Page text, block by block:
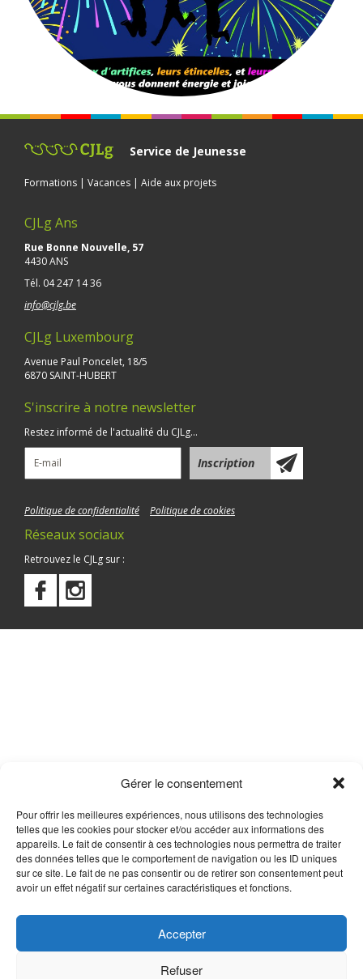
Gérer le consentement
Pour offrir les meilleures expériences, nous utilisons des technologies
telles que les cookies pour stocker et/ou accéder aux informations des
appareils. Le fait de consentir à ces technologies nous permettra de traiter
des données telles que le comportement de navigation ou les ID uniques
sur ce site. Le fait de ne pas consentir ou de retirer son consentement peut
avoir un effet négatif sur certaines caractéristiques et fonctions.
Accepter
Refuser
Service de Jeunesse
Formations | Vacances | Aide aux projets
CJLg Ans
Rue Bonne Nouvelle, 57
4430 ANS
Tél. 04 247 14 36
info@cjlg.be
CJLg Luxembourg
Avenue Paul Poncelet, 18/5
6870 SAINT-HUBERT
S'inscrire à notre newsletter
Restez informé de l'actualité du CJLg...
Politique de confidentialité Politique de cookies
Réseaux sociaux
Retrouvez le CJLg sur :